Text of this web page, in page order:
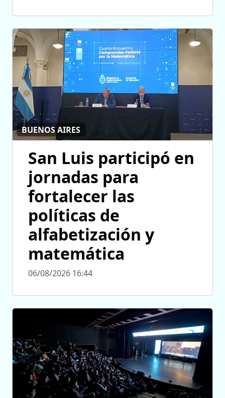
BUENOS AIRES
San Luis participó en
jornadas para
fortalecer las
políticas de
alfabetización y
matemática
06/08/2026 16:44